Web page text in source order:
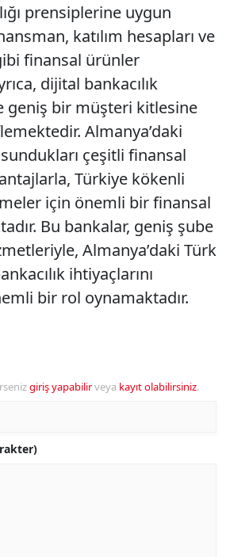
prensiplerine uygun
katılım hesapları ve
finansal ürünler
dijital bankacılık
geniş bir müşteri kitlesine
Almanya’daki
çeşitli finansal
Türkiye kökenli
için önemli bir finansal
Bu bankalar, geniş şube
Almanya’daki Türk
ihtiyaçlarını
bir rol oynamaktadır.
giriş yapabilirveya kayıt olabilirsiniz.